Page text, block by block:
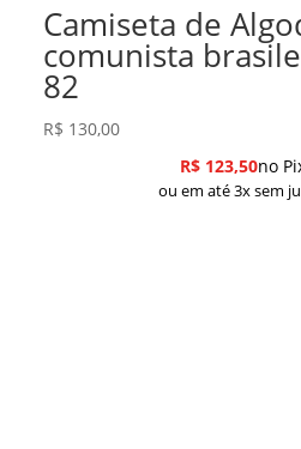
Camiseta de
comunista
82
R$ 130,00
R$123,50no
ou em até 3x sem